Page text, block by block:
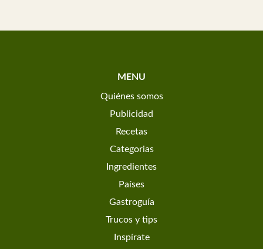
MENU
Quiénes somos
Publicidad
Recetas
Categorias
Ingredientes
Países
Gastroguía
Trucos y tips
Inspírate